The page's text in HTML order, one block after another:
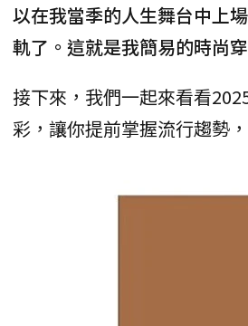
以在我當季的人生舞台中上
軌了。這就是我簡易的時尚
接下來，我們一起來看看
彩，讓你提前掌握流行趨勢